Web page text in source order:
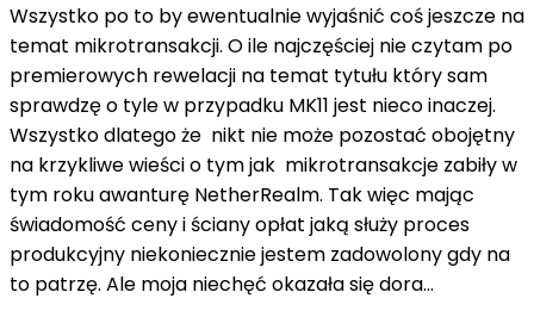
Wszystko po to by ewentualnie wyjaśnić coś jeszcze na
temat mikrotransakcji. O ile najczęściej nie czytam po
premierowych rewelacji na temat tytułu który sam
sprawdzę o tyle w przypadku MK11 jest nieco inaczej.
Wszystko dlatego że nikt nie może pozostać obojętny
na krzykliwe wieści o tym jak mikrotransakcje zabiły w
tym roku awanturę NetherRealm. Tak więc mając
świadomość ceny i ściany opłat jaką służy proces
produkcyjny niekoniecznie jestem zadowolony gdy na
to patrzę. Ale moja niechęć okazała się dora...